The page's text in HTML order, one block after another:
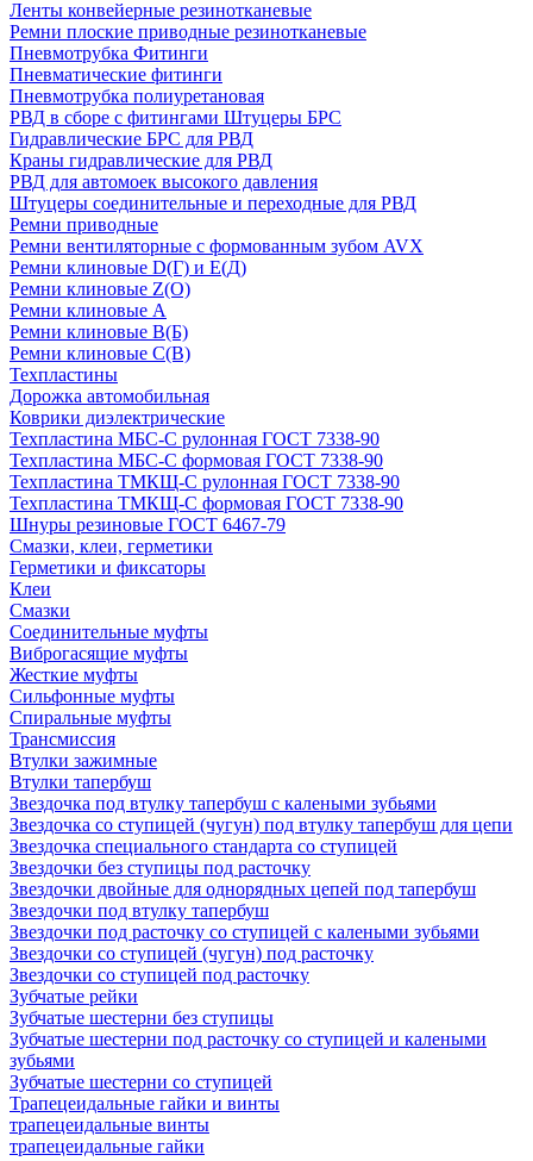
Ленты конвейерные резинотканевые
Ремни плоские приводные резинотканевые
Пневмотрубка Фитинги
Пневматические фитинги
Пневмотрубка полиуретановая
РВД в сборе с фитингами Штуцеры БРС
Гидравлические БРС для РВД
Краны гидравлические для РВД
РВД для автомоек высокого давления
Штуцеры соединительные и переходные для РВД
Ремни приводные
Ремни вентиляторные с формованным зубом AVX
Ремни клиновые D(Г) и Е(Д)
Ремни клиновые Z(О)
Ремни клиновые А
Ремни клиновые В(Б)
Ремни клиновые С(В)
Техпластины
Дорожка автомобильная
Коврики диэлектрические
Техпластина МБС-С рулонная ГОСТ 7338-90
Техпластина МБС-С формовая ГОСТ 7338-90
Техпластина ТМКЩ-С рулонная ГОСТ 7338-90
Техпластина ТМКЩ-С формовая ГОСТ 7338-90
Шнуры резиновые ГОСТ 6467-79
Смазки, клеи, герметики
Герметики и фиксаторы
Клеи
Смазки
Соединительные муфты
Виброгасящие муфты
Жесткие муфты
Сильфонные муфты
Спиральные муфты
Трансмиссия
Втулки зажимные
Втулки тапербуш
Звездочка под втулку тапербуш c калеными зубьями
Звездочка со ступицей (чугун) под втулку тапербуш для цепи
Звездочка специального стандарта со ступицей
Звездочки без ступицы под расточку
Звездочки двойные для однорядных цепей под тапербуш
Звездочки под втулку тапербуш
Звездочки под расточку со ступицей с калеными зубьями
Звездочки со ступицей (чугун) под расточку
Звездочки со ступицей под расточку
Зубчатые рейки
Зубчатые шестерни без ступицы
Зубчатые шестерни под расточку со ступицей и калеными
зубьями
Зубчатые шестерни со ступицей
Трапецеидальные гайки и винты
трапецеидальные винты
трапецеидальные гайки